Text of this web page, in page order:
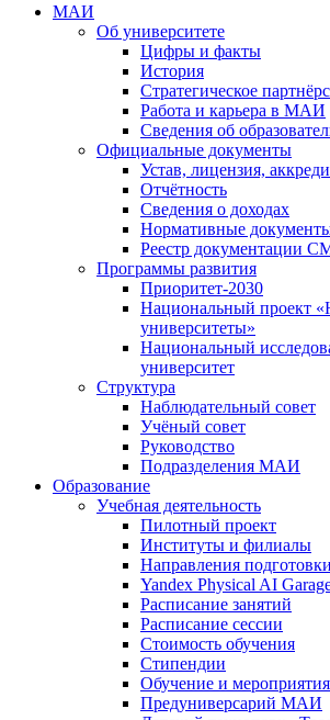
МАИ
Об университете
Цифры и факты
История
Стратегическое
Работа и карьера в МАИ
Сведения об
Официальные документы
Устав, лицензия,
Отчётность
Сведения о доходах
Нормативные
Реестр документации
Программы развития
Приоритет-2030
Национальный проект
университеты»
Национальный
университет
Структура
Наблюдательный совет
Учёный совет
Руководство
Подразделения МАИ
Образование
Учебная деятельность
Пилотный проект
Институты и филиалы
Направления подготовки
Yandex Physical AI
Расписание занятий
Расписание сессии
Стоимость обучения
Стипендии
Обучение и
Предуниверсарий МАИ